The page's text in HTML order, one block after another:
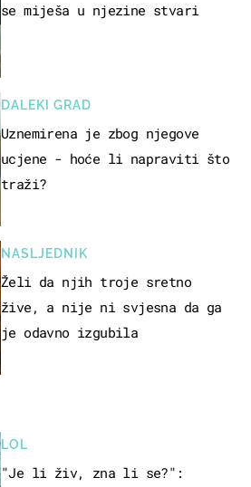
LOL
"Je li živ, zna li se?":
se miješa u njezine stvari
DALEKI GRAD
Uznemirena je zbog njegove
ucjene - hoće li napraviti što
traži?
NASLJEDNIK
Želi da njih troje sretno
žive, a nije ni svjesna da ga
je odavno izgubila